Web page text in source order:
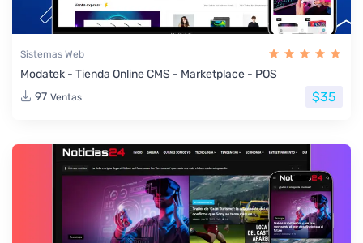
Sistemas Web
Modatek - Tienda Online CMS - Marketplace - POS
97 Ventas $35